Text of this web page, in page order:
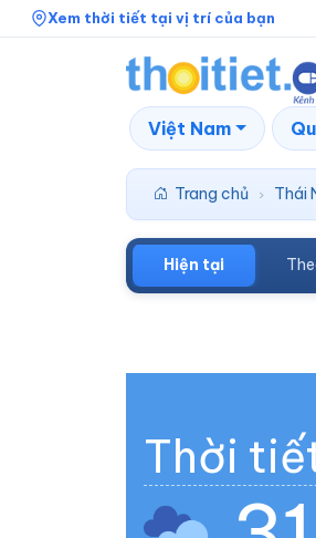
Xem thời tiết tại vị trí của bạn
Việt Nam
Trang chủ › Thái
Hiện tại
Thời